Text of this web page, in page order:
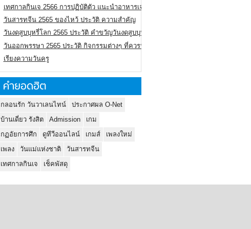
เทศกาลกินเจ 2566 การปฏิบัติตัว แนะนำอาหารเจ
วันสารทจีน 2565 ของไหว้ ประวัติ ความสำคัญ
วันงดสูบบุหรี่โลก 2565 ประวัติ คำขวัญวันงดสูบบุหรี่โลก
วันออกพรรษา 2565 ประวัติ กิจกรรมต่างๆ ที่ควรปฏิบัติ
เรียงความวันครู
คำยอดฮิต
กลอนรัก วันวาเลนไทน์
ประกาศผล O-Net
บ้านเดี่ยว รังสิต
Admission
เกม
กฏอัยการศึก
ดูทีวีออนไลน์ เกมส์
เพลงใหม่
เพลง
วันแม่แห่งชาติ
วันสารทจีน
เทศกาลกินเจ
เช็คพัสดุ